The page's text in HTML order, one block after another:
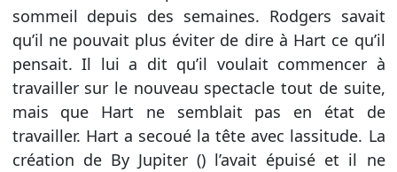
sommeil depuis des semaines. Rodgers savait
qu’il ne pouvait plus éviter de dire à Hart ce qu’il
pensait. Il lui a dit qu’il voulait commencer à
travailler sur le nouveau spectacle tout de suite,
mais que Hart ne semblait pas en état de
travailler. Hart a secoué la tête avec lassitude. La
création de By Jupiter () l’avait épuisé et il ne